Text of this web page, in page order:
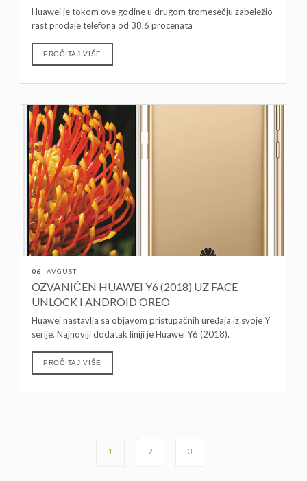
Huawei je tokom ove godine u drugom tromesečju zabeležio
rast prodaje telefona od 38,6 procenata
PROČITAJ VIŠE
06 AVGUST
OZVANIČEN HUAWEI Y6 (2018) UZ FACE
UNLOCK I ANDROID OREO
Huawei nastavlja sa objavom pristupačnih uređaja iz svoje Y
serije. Najnoviji dodatak liniji je Huawei Y6 (2018).
PROČITAJ VIŠE
1 2 3